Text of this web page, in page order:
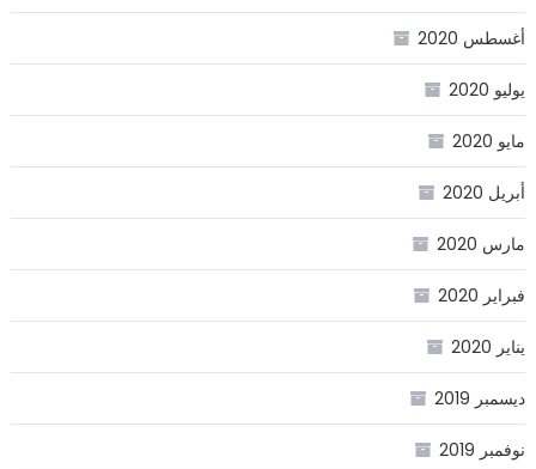
أغسطس 2020
يوليو 2020
مايو 2020
أبريل 2020
مارس 2020
فبراير 2020
يناير 2020
ديسمبر 2019
نوفمبر 2019